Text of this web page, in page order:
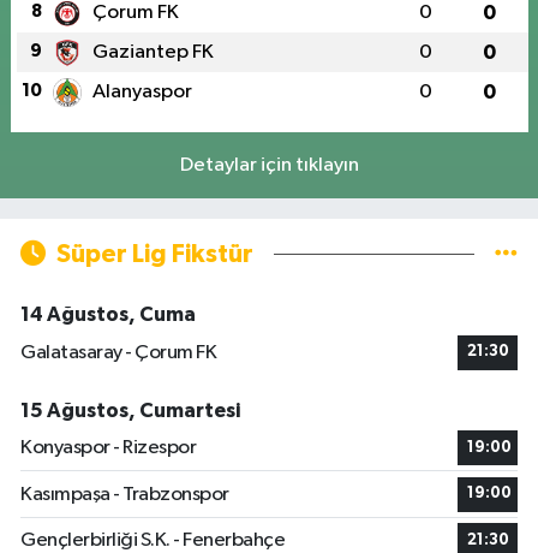
8 Çorum FK 0 0
9 Gaziantep FK 0 0
10 Alanyaspor 0 0
Detaylar için tıklayın
Süper Lig Fikstür
14 Ağustos, Cuma
Galatasaray - Çorum FK
21:30
15 Ağustos, Cumartesi
Konyaspor - Rizespor
19:00
Kasımpaşa - Trabzonspor 19:00
Gençlerbirliği S.K. - Fenerbahçe 21:30